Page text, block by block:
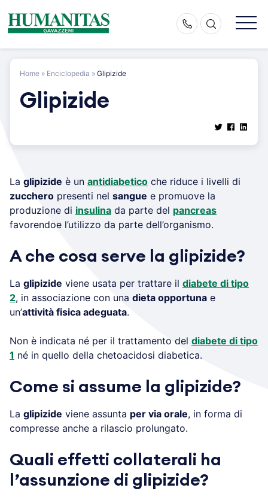
content
Home » Enciclopedia » Glipizide
Glipizide
La glipizide è un antidiabetico che riduce i livelli di
zucchero presenti nel sangue e promuove la
produzione di insulina da parte del pancreas
favorendoe l’utilizzo da parte dell’organismo.
A che cosa serve la glipizide?
La glipizide viene usata per trattare il diabete di tipo
2, in associazione con una dieta opportuna e
un’attività fisica adeguata.
Non è indicata né per il trattamento del diabete di tipo
1 né in quello della chetoacidosi diabetica.
Come si assume la glipizide?
La glipizide viene assunta per via orale, in forma di
compresse anche a rilascio prolungato.
Quali effetti collaterali ha
l’assunzione di glipizide?